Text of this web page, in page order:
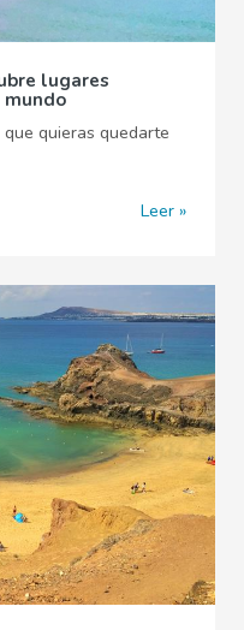
lugares
quieras quedarte
Leer